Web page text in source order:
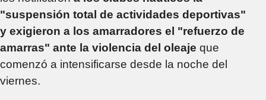
"suspensión total de actividades deportivas"
y exigieron a los amarradores el "refuerzo de
amarras" ante la violencia del oleaje que
comenzó a intensificarse desde la noche del
viernes.